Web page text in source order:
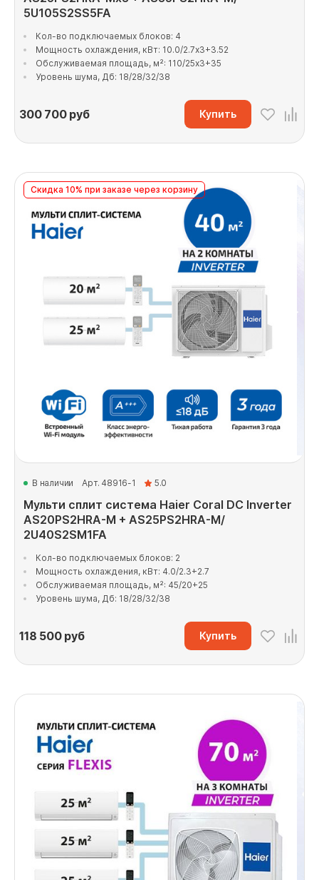
5U105S2SS5FA
Кол-во подключаемых блоков: 4
Мощность охлаждения, кВт: 10.0/2.7x3+3.52
Обслуживаемая площадь, м²: 110/25x3+35
Уровень шума, Дб: 18/28/32/38
300 700руб Купить
Скидка 10% при заказе через корзину
В наличии Арт. 48916-1 5.0
Мульти сплит система Haier Coral DC Inverter
AS20PS2HRA-M + AS25PS2HRA-M/
2U40S2SM1FA
Кол-во подключаемых блоков: 2
Мощность охлаждения, кВт: 4.0/2.3+2.7
Обслуживаемая площадь, м²: 45/20+25
Уровень шума, Дб: 18/28/32/38
118 500руб Купить